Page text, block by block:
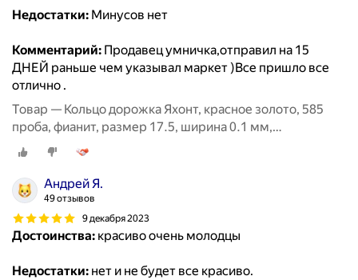
Недостатки: Минусов нет
Комментарий: Продавец умничка,отправил на 15
ДНЕЙ раньше чем указывал маркет )Все пришло все
отлично .
Товар — Кольцо дорожка Яхонт, красное золото, 585
проба, фианит, размер 17.5, ширина 0.1 мм,
бесцветный
Андрей Я.
49 отзывов
9 декабря 2023
Достоинства: красиво очень молодцы
Недостатки: нет и не будет все красиво.